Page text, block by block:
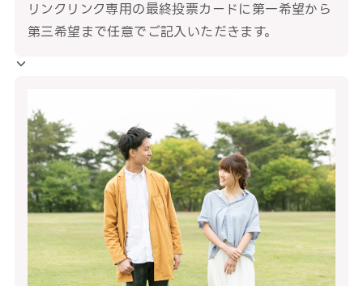
リンクリンク専用の最終投票カードに第一希望から
第三希望まで任意でご記入いただきます。